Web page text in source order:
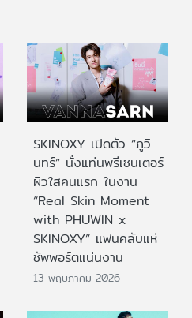
SKINOXY เปิดตัว “ภูวิ
นทร์” นั่งแท่นพรีเซนเตอร์
ผิวใสคนแรก ในงาน
“Real Skin Moment
with PHUWIN x
SKINOXY” แฟนคลับแห่
ซัพพอร์ตแน่นงาน
13 พฤษภาคม 2026